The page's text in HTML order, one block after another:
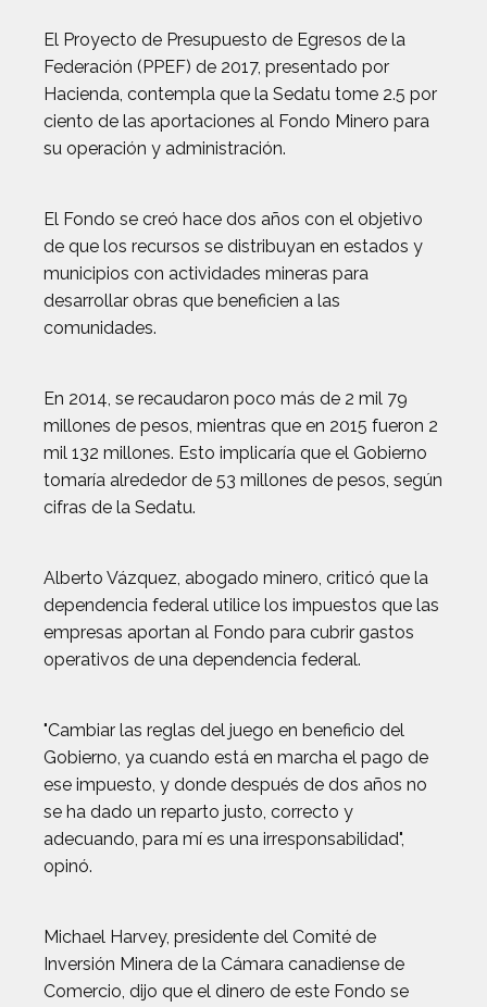
El Proyecto de Presupuesto de Egresos de la
Federación (PPEF) de 2017, presentado por
Hacienda, contempla que la Sedatu tome 2.5 por
ciento de las aportaciones al Fondo Minero para
su operación y administración.
El Fondo se creó hace dos años con el objetivo
de que los recursos se distribuyan en estados y
municipios con actividades mineras para
desarrollar obras que beneficien a las
comunidades.
En 2014, se recaudaron poco más de 2 mil 79
millones de pesos, mientras que en 2015 fueron 2
mil 132 millones. Esto implicaría que el Gobierno
tomaría alrededor de 53 millones de pesos, según
cifras de la Sedatu.
Alberto Vázquez, abogado minero, criticó que la
dependencia federal utilice los impuestos que las
empresas aportan al Fondo para cubrir gastos
operativos de una dependencia federal.
"Cambiar las reglas del juego en beneficio del
Gobierno, ya cuando está en marcha el pago de
ese impuesto, y donde después de dos años no
se ha dado un reparto justo, correcto y
adecuando, para mí es una irresponsabilidad",
opinó.
Michael Harvey, presidente del Comité de
Inversión Minera de la Cámara canadiense de
Comercio, dijo que el dinero de este Fondo se